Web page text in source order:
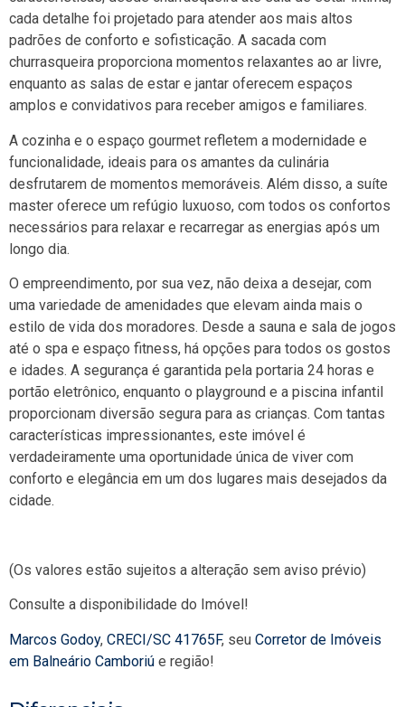
cada detalhe foi projetado para atender aos mais altos
padrões de conforto e sofisticação. A sacada com
churrasqueira proporciona momentos relaxantes ao ar livre,
enquanto as salas de estar e jantar oferecem espaços
amplos e convidativos para receber amigos e familiares.
A cozinha e o espaço gourmet refletem a modernidade e
funcionalidade, ideais para os amantes da culinária
desfrutarem de momentos memoráveis. Além disso, a suíte
master oferece um refúgio luxuoso, com todos os confortos
necessários para relaxar e recarregar as energias após um
longo dia.
O empreendimento, por sua vez, não deixa a desejar, com
uma variedade de amenidades que elevam ainda mais o
estilo de vida dos moradores. Desde a sauna e sala de jogos
até o spa e espaço fitness, há opções para todos os gostos
e idades. A segurança é garantida pela portaria 24 horas e
portão eletrônico, enquanto o playground e a piscina infantil
proporcionam diversão segura para as crianças. Com tantas
características impressionantes, este imóvel é
verdadeiramente uma oportunidade única de viver com
conforto e elegância em um dos lugares mais desejados da
cidade.
(Os valores estão sujeitos a alteração sem aviso prévio)
Consulte a disponibilidade do Imóvel!
Marcos Godoy, CRECI/SC 41765F, seu Corretor de Imóveis
em Balneário Camboriú e região!